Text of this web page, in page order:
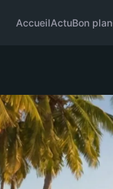
AccueilActuBon plan